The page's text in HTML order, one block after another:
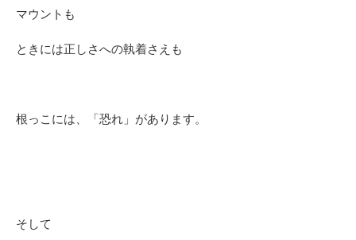
マウントも
ときには正しさへの執着さえも
根っこには、「恐れ」があります。
そして